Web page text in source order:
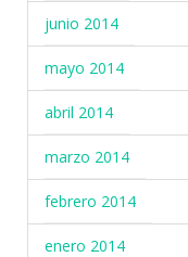
junio 2014
mayo 2014
abril 2014
marzo 2014
febrero 2014
enero 2014